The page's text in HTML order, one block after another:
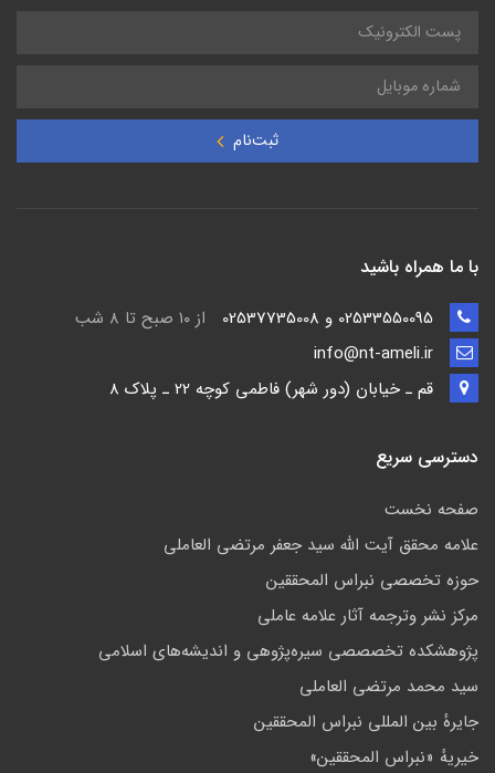
ثبت‌نام
با ما همراه باشید
از ۱۰ صبح تا ۸ شب
قم ـ خيابان (دور شهر) فاطمي كوچه 22 ـ پلاک 8
دسترسی سریع
صفحه نخست
علامه محقق آیت الله سید جعفر مرتضی العاملی
حوزه تخصصی نبراس المحققین
مركز نشر وترجمه آثار علامه عاملی
پژوهشكده تخصصصى سیره‌پژوهی و اندیشه‌های اسلامی
سید محمد مرتضی العاملی
جايرهٔ بین المللی نبراس المحققین
خيريهٔ «نبراس المحققين»